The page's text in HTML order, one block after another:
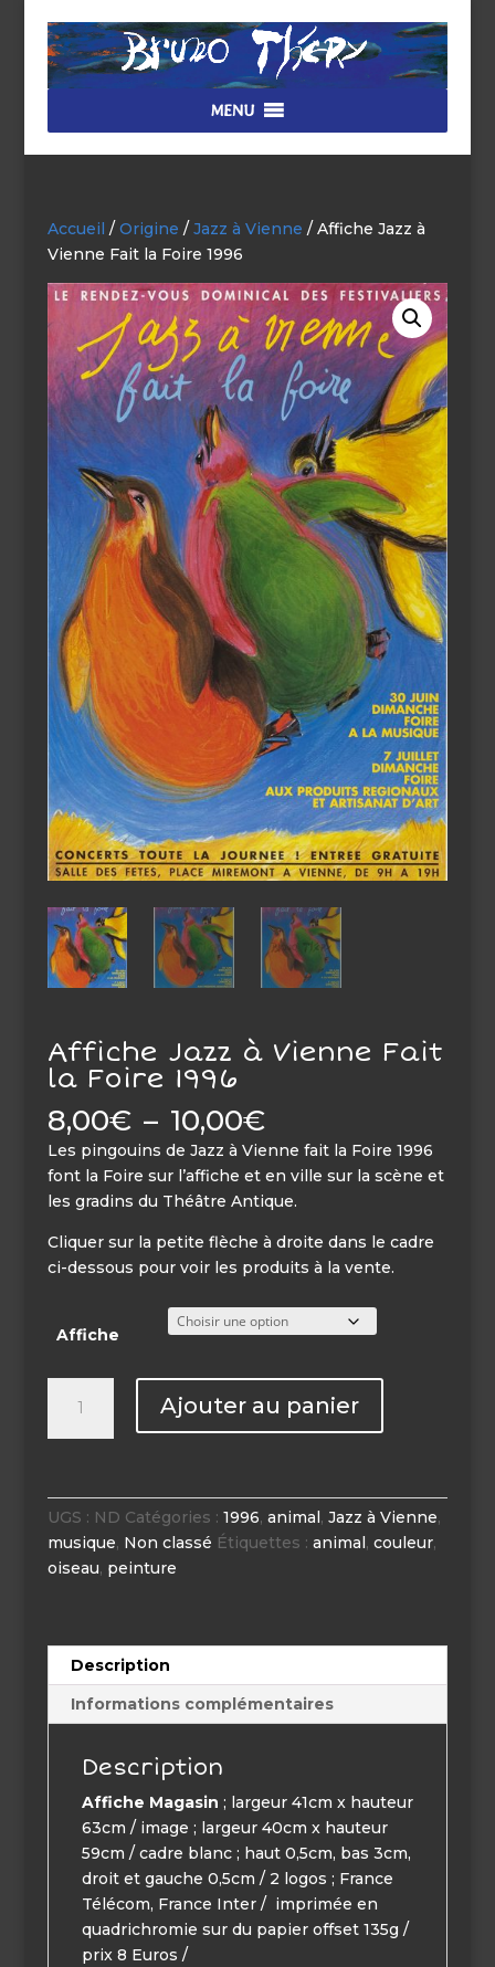
MENU
Accueil / Origine / Jazz à Vienne / Affiche Jazz à
Vienne Fait la Foire 1996
Affiche Jazz à Vienne Fait
la Foire 1996
8,00€ – 10,00€Plage
de
prix :
8,00€
à
10,00€
Les pingouins de Jazz à Vienne fait la Foire 1996
font la Foire sur l’affiche et en ville sur la scène et
les gradins du Théâtre Antique.
Cliquer sur la petite flèche à droite dans le cadre
ci-dessous pour voir les produits à la vente.
Affiche
Affiche
Vienne
Fait
la
Ajouter au panier
UGS : ND Catégories : 1996, animal, Jazz à Vienne,
musique, Non classé Étiquettes : animal, couleur,
oiseau, peinture
Description
Informations complémentaires
Description
Affiche Magasin ; largeur 41cm x hauteur
63cm / image ; largeur 40cm x hauteur
59cm / cadre blanc ; haut 0,5cm, bas 3cm,
droit et gauche 0,5cm / 2 logos ; France
Télécom, France Inter / imprimée en
quadrichromie sur du papier offset 135g /
prix 8 Euros /